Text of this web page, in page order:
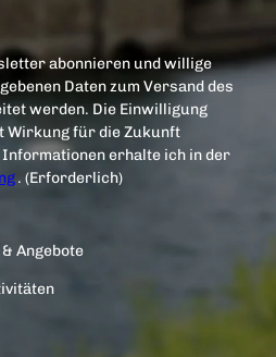
abonnieren und willige
Daten zum Versand des
werden. Die Einwilligung
Wirkung für die Zukunft
erhalte ich in der
.(Erforderlich)
Angebote